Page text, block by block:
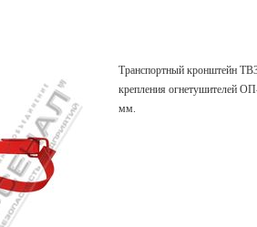
Транспортный кронштейн
крепления огнетушителей
мм.